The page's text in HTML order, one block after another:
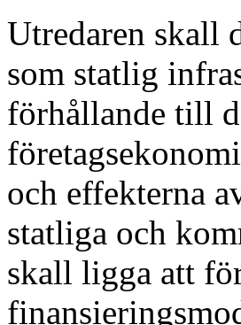
Utredaren skall
som statlig
förhållande till
och effekterna
statliga och
skall ligga att